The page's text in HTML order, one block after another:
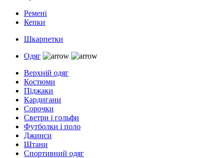
Ремені
Кепки
Шкарпетки
Одяг
Верхній одяг
Костюми
Піджаки
Кардигани
Сорочки
Светри і гольфи
Футболки і поло
Джинси
Штани
Спортивний одяг